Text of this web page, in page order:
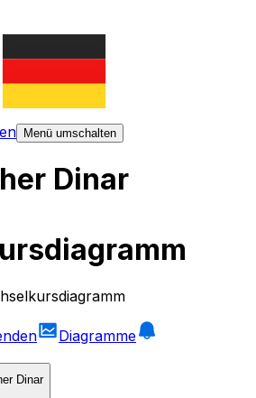
Menü umschalten
Dinar
Diagramme
Dinar